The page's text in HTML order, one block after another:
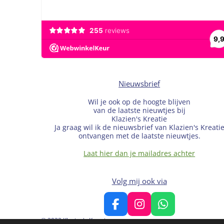
Nieuwsbrief
Wil je ook op de hoogte blijven
van de laatste nieuwtjes bij
Klazien's Kreatie
Ja graag wil ik de nieuwsbrief van Klazien's Kreatie
ontvangen met de laatste nieuwtjes.
Laat hier dan je mailadres achter
Volg mij ook via
F
a
I
n
W
h
© 2022 Klazien's Kreatie